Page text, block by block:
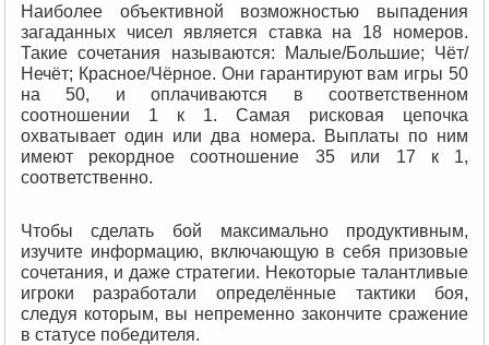
Наиболее объективной возможностью выпадения
загаданных чисел является ставка на 18 номеров.
Такие сочетания называются: Малые/Большие; Чёт/
Нечёт; Красное/Чёрное. Они гарантируют вам игры 50
на 50, и оплачиваются в соответственном
соотношении 1 к 1. Самая рисковая цепочка
охватывает один или два номера. Выплаты по ним
имеют рекордное соотношение 35 или 17 к 1,
соответственно.
Чтобы сделать бой максимально продуктивным,
изучите информацию, включающую в себя призовые
сочетания, и даже стратегии. Некоторые талантливые
игроки разработали определённые тактики боя,
следуя которым, вы непременно закончите сражение
в статусе победителя.